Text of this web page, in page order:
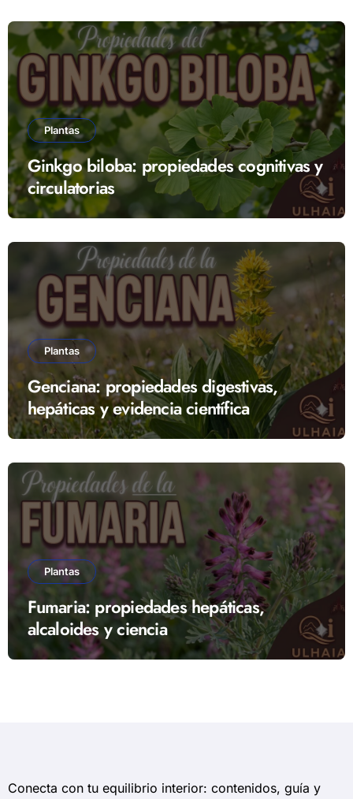
Plantas
Ginkgo biloba: propiedades cognitivas y
circulatorias
Plantas
Genciana: propiedades digestivas,
hepáticas y evidencia científica
Plantas
Fumaria: propiedades hepáticas,
alcaloides y ciencia
Conecta con tu equilibrio interior: contenidos, guía y